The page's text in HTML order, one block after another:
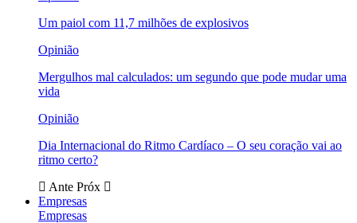
Um paiol com 11,7 milhões de explosivos
Opinião
Mergulhos mal calculados: um segundo que pode mudar uma
vida
Opinião
Dia Internacional do Ritmo Cardíaco – O seu coração vai ao
ritmo certo?
Ante Próx
Empresas
Empresas